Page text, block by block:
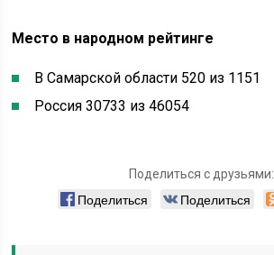
Место в народном рейтинге
В Самарской области 520 из 1151
Россия 30733 из 46054
Поделиться с друзьями:
Поделиться Поделиться